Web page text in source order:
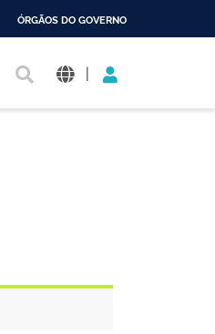
ÓRGÃOS DO GOVERNO
|